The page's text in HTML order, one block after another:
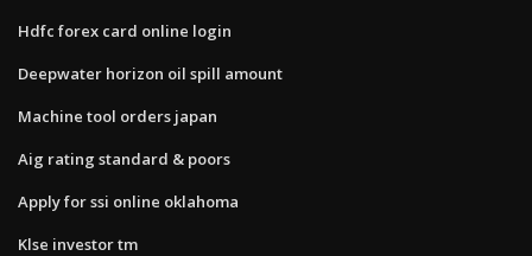
Hdfc forex card online login
Deepwater horizon oil spill amount
Machine tool orders japan
Aig rating standard & poors
Apply for ssi online oklahoma
Klse investor tm